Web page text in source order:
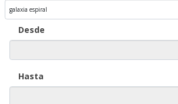
Desde
Hasta